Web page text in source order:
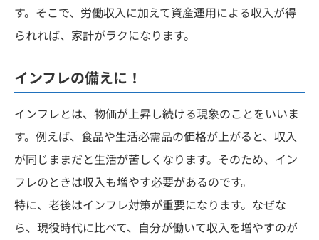
す。そこで、労働収入に加えて資産運用による収入が得
られれば、家計がラクになります。
インフレの備えに！
インフレとは、物価が上昇し続ける現象のことをいいま
す。例えば、食品や生活必需品の価格が上がると、収入
が同じままだと生活が苦しくなります。そのため、イン
フレのときは収入も増やす必要があるのです。
特に、老後はインフレ対策が重要になります。なぜな
ら、現役時代に比べて、自分が働いて収入を増やすのが